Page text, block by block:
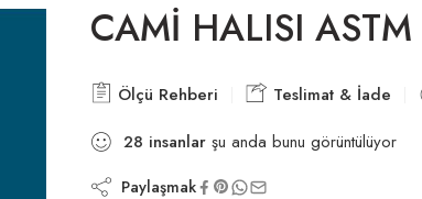
CAMİ HALISI
Ölçü Rehberi Teslimat & İade
28 insanlar şu anda bunu görüntülüyor
Paylaşmak